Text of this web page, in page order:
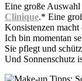
Eine große
Clinique.* Eine
Konsistenzen
Ich bin momentan
Sie pflegt und
Und Sonnenschutz